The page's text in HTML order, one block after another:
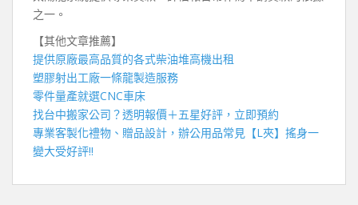
之一。
【其他文章推薦】
提供原廠最高品質的各式柴油堆高機出租
塑膠射出工廠一條龍製造服務
零件量產就選CNC車床
找台中搬家公司 ？透明報價＋五星好評，立即預約
專業客製化禮物、贈品設計，辦公用品常見【L夾】搖身一
變大受好評!!